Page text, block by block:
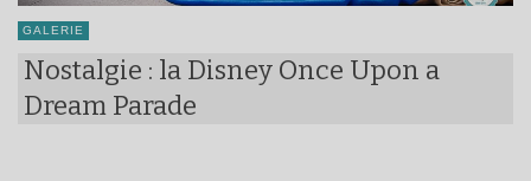
GALERIE
Nostalgie : la Disney Once Upon a
Dream Parade